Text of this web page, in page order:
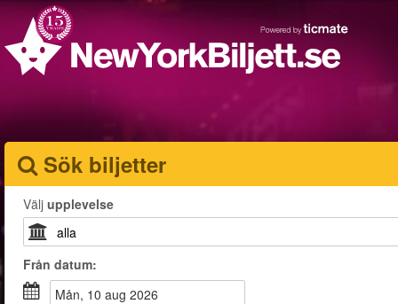
Sök biljetter
Välj upplevelse
Från datum:
mån, 10 aug 2026